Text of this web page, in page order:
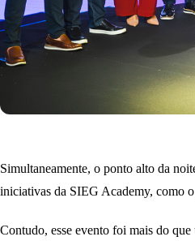
Simultaneamente, o ponto alto da
iniciativas da SIEG Academy, como
Contudo, esse evento foi mais do